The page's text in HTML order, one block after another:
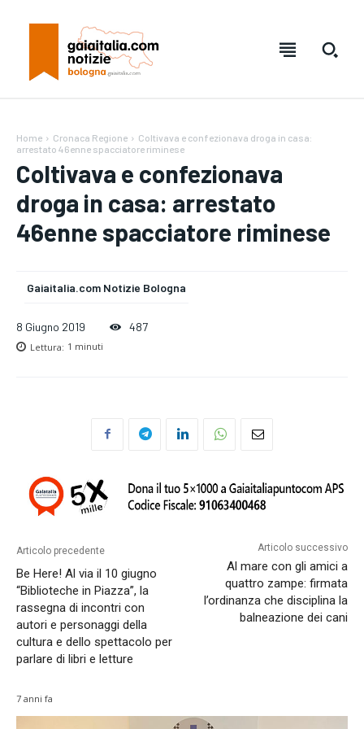
We have a curated list of the most noteworthy news from all
Your Profile
LIFESTYLE
Il 12 agosto sarà un’eclissi
spettacolare, da osservare con
We have a curated list of the most noteworthy news from all
Your Profile
LIFESTYLE
Il 12 agosto sarà un’eclissi
spettacolare, da osservare con
Home Cronaca Regione
Coltivava e confezionava droga in casa:
arrestato 46enne spacciatore riminese
Coltivava e confezionava
droga in casa: arrestato
46enne spacciatore riminese
Gaiaitalia.com Notizie Bologna
8 Giugno 2019 487
Lettura: 1 minuti
Articolo precedente
Be Here! Al via il 10 giugno
“Biblioteche in Piazza”, la
rassegna di incontri con
autori e personaggi della
cultura e dello spettacolo per
parlare di libri e letture
Articolo successivo
Al mare con gli amici a
quattro zampe: firmata
l’ordinanza che disciplina la
balneazione dei cani
7 anni fa